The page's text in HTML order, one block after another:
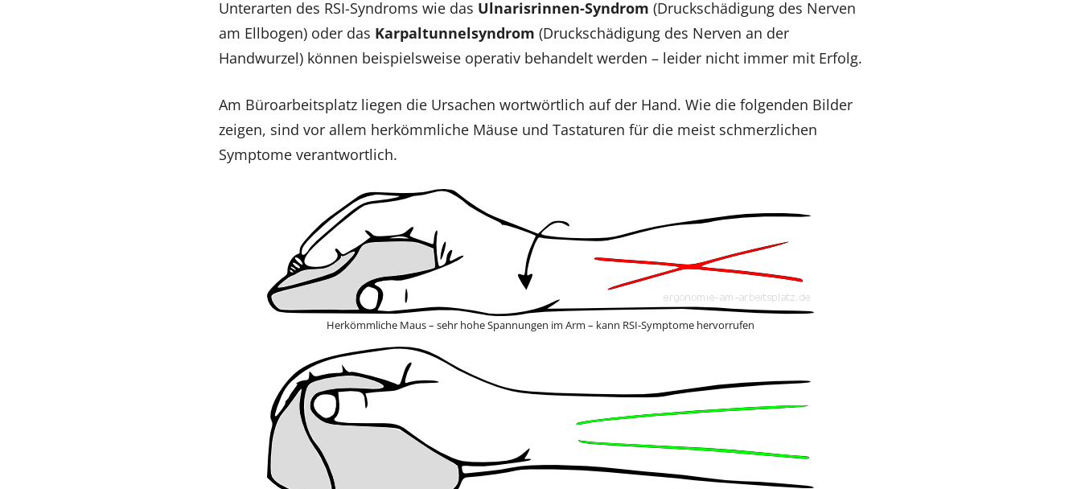
Unterarten des RSI-Syndroms wie das Ulnarisrinnen-Syndrom (Druckschädigung des Nerven
am Ellbogen) oder das Karpaltunnelsyndrom (Druckschädigung des Nerven an der
Handwurzel) können beispielsweise operativ behandelt werden – leider nicht immer mit Erfolg.
Am Büroarbeitsplatz liegen die Ursachen wortwörtlich auf der Hand. Wie die folgenden Bilder
zeigen, sind vor allem herkömmliche Mäuse und Tastaturen für die meist schmerzlichen
Symptome verantwortlich.
Herkömmliche Maus – sehr hohe Spannungen im Arm – kann RSI-Symptome hervorrufen